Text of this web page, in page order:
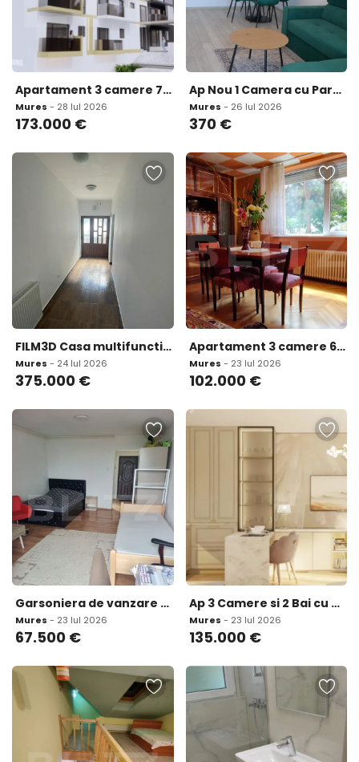
Apartament 3 camere 73 63 mp zona Tudor
Mures - 28 Iul 2026
173.000 €
Ap Nou 1 Camera cu Parcare Inclusa de Inchiriat Zona Tudor
Mures - 26 Iul 2026
370 €
FILM3D Casa multifunctionala recomandata si pentru cabinete
Mures - 24 Iul 2026
375.000 €
Apartament 3 camere 64 mp utili zona Dambu
Mures - 23 Iul 2026
102.000 €
Garsoniera de vanzare 32 mp - Aleea Carpati
Mures - 23 Iul 2026
67.500 €
Ap 3 Camere si 2 Bai cu Garaj de Zona Corina
Mures - 23 Iul 2026
135.000 €